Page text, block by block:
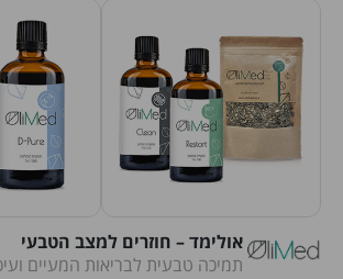
אולימד – חוזרים למצב הטבעי
תמיכה טבעית לבריאות המעיים